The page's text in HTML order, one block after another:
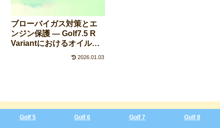
ブローバイガス対策とエ
ンジン保護 ― Golf7.5 R
Variantにおけるオイルキ
ャッチタンク導入解説
2026.01.03
Golf 5 Golf 6 Golf 7 Golf 8